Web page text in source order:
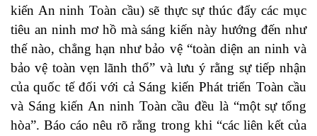
kiến An ninh Toàn cầu) sẽ thực sự thúc đẩy các mục
tiêu an ninh mơ hồ mà sáng kiến này hướng đến như
thế nào, chẳng hạn như bảo vệ “toàn diện an ninh và
bảo vệ toàn vẹn lãnh thổ” và lưu ý rằng sự tiếp nhận
của quốc tế đối với cả Sáng kiến Phát triển Toàn cầu
và Sáng kiến An ninh Toàn cầu đều là “một sự tổng
hòa”. Báo cáo nêu rõ rằng trong khi “các liên kết của